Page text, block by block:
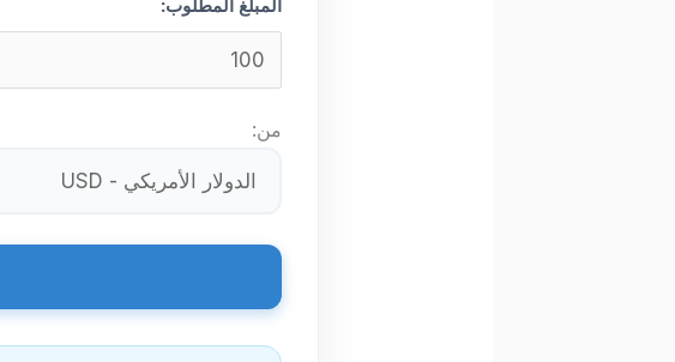
المبلغ المطلوب:
من: